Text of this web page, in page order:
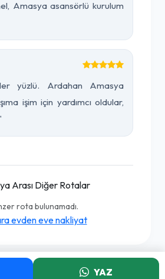
Amasya asansörlü kurulum
yüzlü. Ardahan Amasya
işim için yardımcı oldular,
Arası Diğer Rotalar
rota bulunamadı.
evden eve nakliyat
YAZ